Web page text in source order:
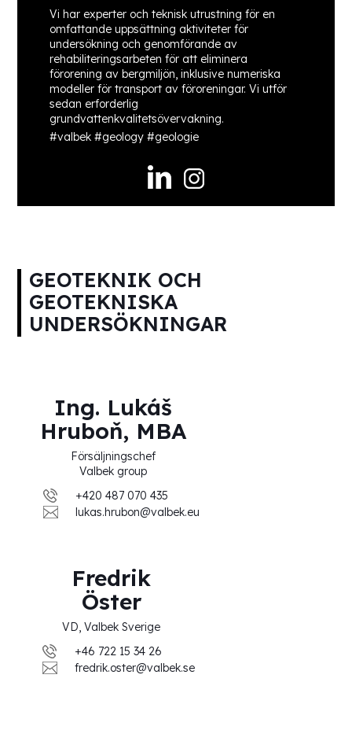
Vi har experter och teknisk utrustning för en
omfattande uppsättning aktiviteter för
undersökning och genomförande av
rehabiliteringsarbeten för att eliminera
förorening av bergmiljön, inklusive numeriska
modeller för transport av föroreningar. Vi utför
sedan erforderlig
grundvattenkvalitetsövervakning.
#valbek #geology #geologie
GEOTEKNIK OCH
GEOTEKNISKA
UNDERSÖKNINGAR
Ing. Lukáš
Hruboň, MBA
Försäljningschef
Valbek group
+420 487 070 435
lukas.hrubon@valbek.eu
Fredrik
Öster
VD, Valbek Sverige
+46 722 15 34 26
fredrik.oster@valbek.se